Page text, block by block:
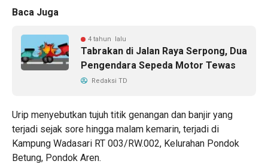
Baca Juga
4 tahun lalu
Tabrakan di Jalan Raya Serpong, Dua
Pengendara Sepeda Motor Tewas
Redaksi TD
Urip menyebutkan tujuh titik genangan dan banjir yang
terjadi sejak sore hingga malam kemarin, terjadi di
Kampung Wadasari RT 003/RW.002, Kelurahan Pondok
Betung, Pondok Aren.